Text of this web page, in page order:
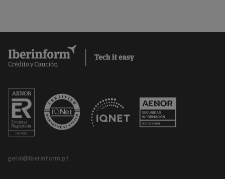
geral@iberinform.pt